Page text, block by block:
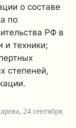
о составе
по
РФ в
и техники;
степеней,
, 24 сентября